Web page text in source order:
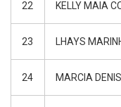
22 KELLY MAIA
23 LHAYS
24 MARCIA